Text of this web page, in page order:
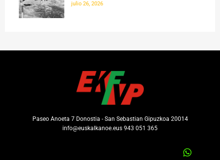
julio 26, 2026
Paseo Anoeta 7 Donostia - San Sebastian Gipuzkoa 20014
info@euskalkanoe.eus 943 051 365